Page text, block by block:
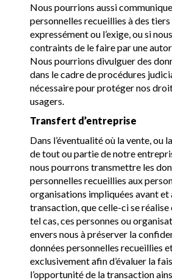
Nous pourrions aussi
personnelles recueillies à des tiers
expressément ou l’exige, ou si
contraints de le faire par une
Nous pourrions divulguer des
dans le cadre de procédures
nécessaire pour protéger nos
usagers.
Transfert d’entreprise
Dans l’éventualité où la vente, ou
de tout ou partie de notre
nous pourrons transmettre les
personnelles recueillies aux
organisations impliquées avant et
transaction, que celle-ci se réalise
tel cas, ces personnes ou
envers nous à préserver la
données personnelles recueillies
exclusivement afin d’évaluer la
l’opportunité de la transaction